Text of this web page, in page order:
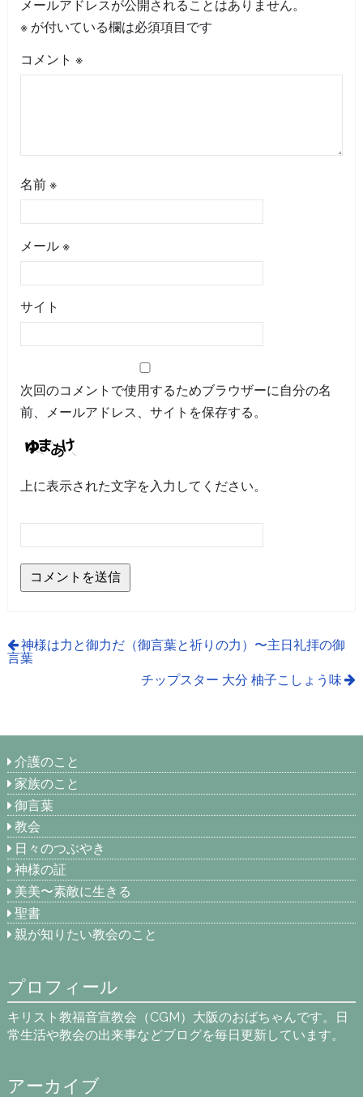
メールアドレスが公開されることはありません。
※が付いている欄は必須項目です
コメント ※
名前 ※
メール ※
サイト
次回のコメントで使用するためブラウザーに自分の名
前、メールアドレス、サイトを保存する。
上に表示された文字を入力してください。
神様は力と御力だ（御言葉と祈りの力）〜主日礼拝の御
言葉
チップスター 大分 柚子こしょう味
介護のこと
家族のこと
御言葉
教会
日々のつぶやき
神様の証
美美〜素敵に生きる
聖書
親が知りたい教会のこと
プロフィール
キリスト教福音宣教会（CGM）大阪のおばちゃんです。日
常生活や教会の出来事などブログを毎日更新しています。
アーカイブ